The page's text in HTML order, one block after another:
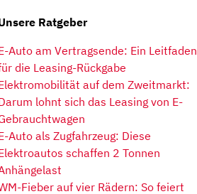
Ratgeber
Auto am Vertragsende: Ein Leitfaden
die Leasing-Rückgabe
auf dem Zweitmarkt:
lohnt sich das Leasing von E-
Auto als Zugfahrzeug: Diese
schaffen 2 Tonnen
Fieber auf vier Rädern: So feiert